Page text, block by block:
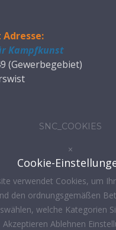
Kampfkunst
(Gewerbegebiet)
SNC_COOKIES
×
Cookie-
verwendet Cookies, um
den ordnungsgemäßen
welche Kategorien
Akzeptieren Ablehnen